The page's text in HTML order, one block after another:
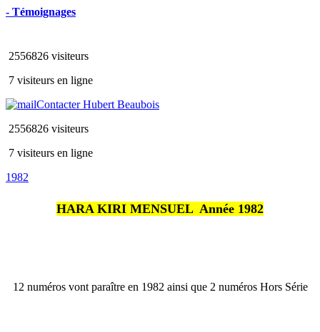
- Témoignages
2556826 visiteurs
7 visiteurs en ligne
Contacter Hubert Beaubois
2556826 visiteurs
7 visiteurs en ligne
1982
HARA KIRI MENSUEL  Année 1982
12 numéros vont paraître en 1982 ainsi que 2 numéros Hors Série